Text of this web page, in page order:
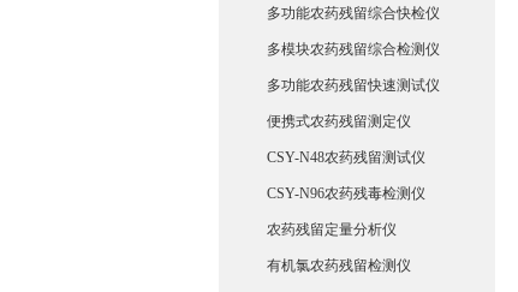
多功能农药残留综合快检仪
多模块农药残留综合检测仪
多功能农药残留快速测试仪
便携式农药残留测定仪
CSY-N48农药残留测试仪
CSY-N96农药残毒检测仪
农药残留定量分析仪
有机氯农药残留检测仪